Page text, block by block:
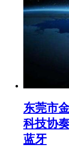
东莞市
科技协
蓝牙